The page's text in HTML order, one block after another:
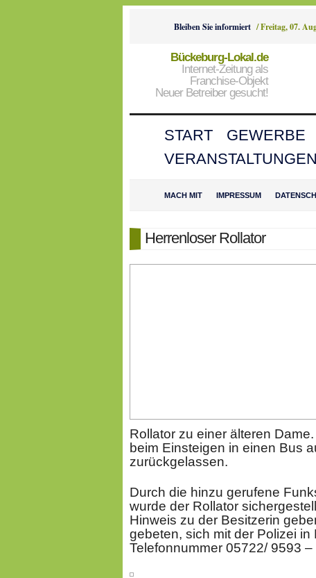
Bleiben Sie informiert /Freitag, 07.
Bückeburg-Lokal.de
Internet-Zeitung als
Franchise-Objekt
Neuer Betreiber gesucht!
START GEWERBE
VERANSTALTUNGEN
MACH MIT IMPRESSUM
Herrenloser Rollator
Rollator zu einer älteren
beim Einsteigen in einen Bus
zurückgelassen.
Durch die hinzu gerufene
wurde der Rollator
Hinweis zu der Besitzerin
gebeten, sich mit der Polizei
Telefonnummer 05722/ 9593